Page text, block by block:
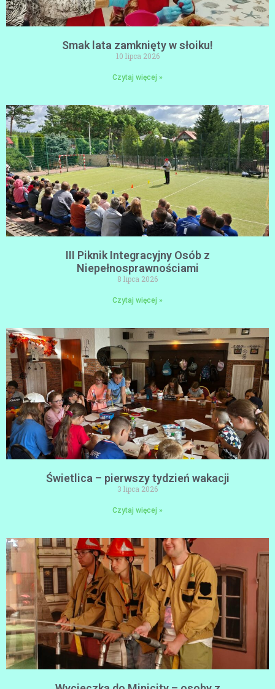
Smak lata zamknięty w słoiku!
10 lipca 2026
Czytaj więcej »
III Piknik Integracyjny Osób z
Niepełnosprawnościami
8 lipca 2026
Czytaj więcej »
Świetlica – pierwszy tydzień wakacji
3 lipca 2026
Czytaj więcej »